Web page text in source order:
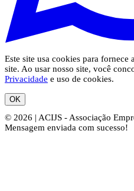
Este site usa cookies para fornece
site. Ao usar nosso site, você
Privacidade e uso de cookies.
OK
© 2026 | ACIJS - Associação
Mensagem enviada com sucesso!